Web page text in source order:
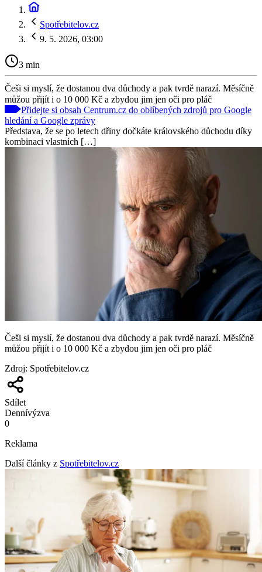
Spotřebitelov.cz
9. 5. 2026, 03:00
3 min
Češi si myslí, že dostanou dva důchody a pak tvrdě narazí. Měsíčně
můžou přijít i o 10 000 Kč a zbydou jim jen oči pro pláč
Přidejte si obsah Centrum.cz do oblíbených zdrojů pro Google
hledání a Google zprávy
Představa, že se po letech dřiny dočkáte královského důchodu díky
kombinaci vlastních […]
Češi si myslí, že dostanou dva důchody a pak tvrdě narazí. Měsíčně
můžou přijít i o 10 000 Kč a zbydou jim jen oči pro pláč
Zdroj: Spotřebitelov.cz
Sdílet
Dennívýzva
0
Reklama
Další články z Spotřebitelov.cz